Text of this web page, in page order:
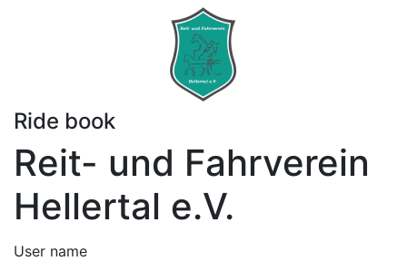
Ride book
Reit- und Fahrverein
Hellertal e.V.
User name